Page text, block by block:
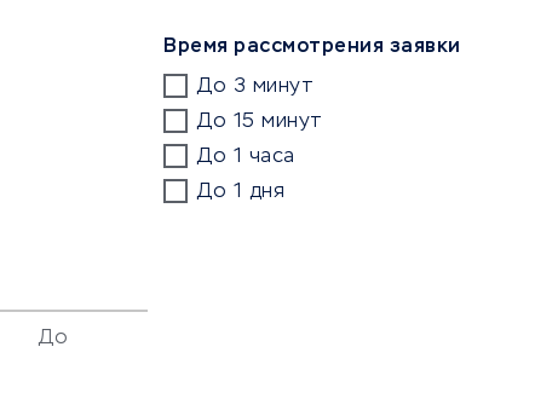
Время рассмотрения заявки
До 3 минут
До 15 минут
До 1 часа
До 1 дня
До